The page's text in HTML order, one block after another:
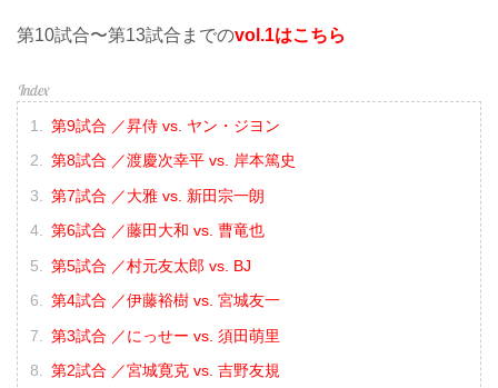
第10試合〜第13試合までのvol.1はこちら
第9試合 ／昇侍 vs. ヤン・ジヨン
第8試合 ／渡慶次幸平 vs. 岸本篤史
第7試合 ／大雅 vs. 新田宗一朗
第6試合 ／藤田大和 vs. 曹竜也
第5試合 ／村元友太郎 vs. BJ
第4試合 ／伊藤裕樹 vs. 宮城友一
第3試合 ／にっせー vs. 須田萌里
第2試合 ／宮城寛克 vs. 吉野友規